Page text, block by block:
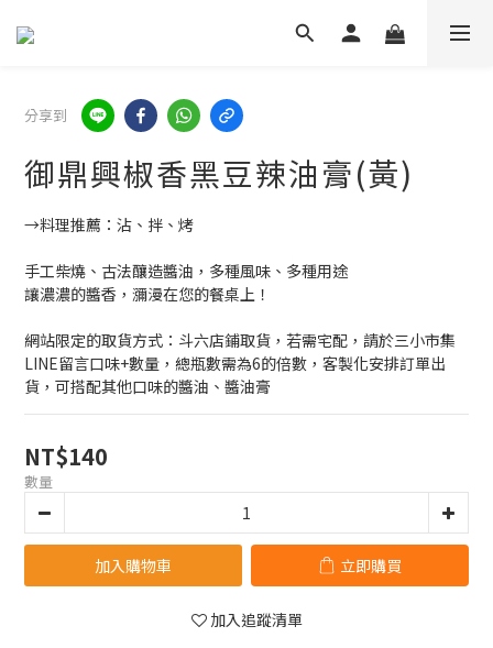
分享到
御鼎興椒香黑豆辣油膏(黃)
→料理推薦：沾、拌、烤
手工柴燒、古法釀造醬油，多種風味、多種用途
讓濃濃的醬香，瀰漫在您的餐桌上！
網站限定的取貨方式：斗六店鋪取貨，若需宅配，請於三小市集
LINE留言口味+數量，總瓶數需為6的倍數，客製化安排訂單出
貨，可搭配其他口味的醬油、醬油膏
NT$140
數量
加入購物車 立即購買
加入追蹤清單